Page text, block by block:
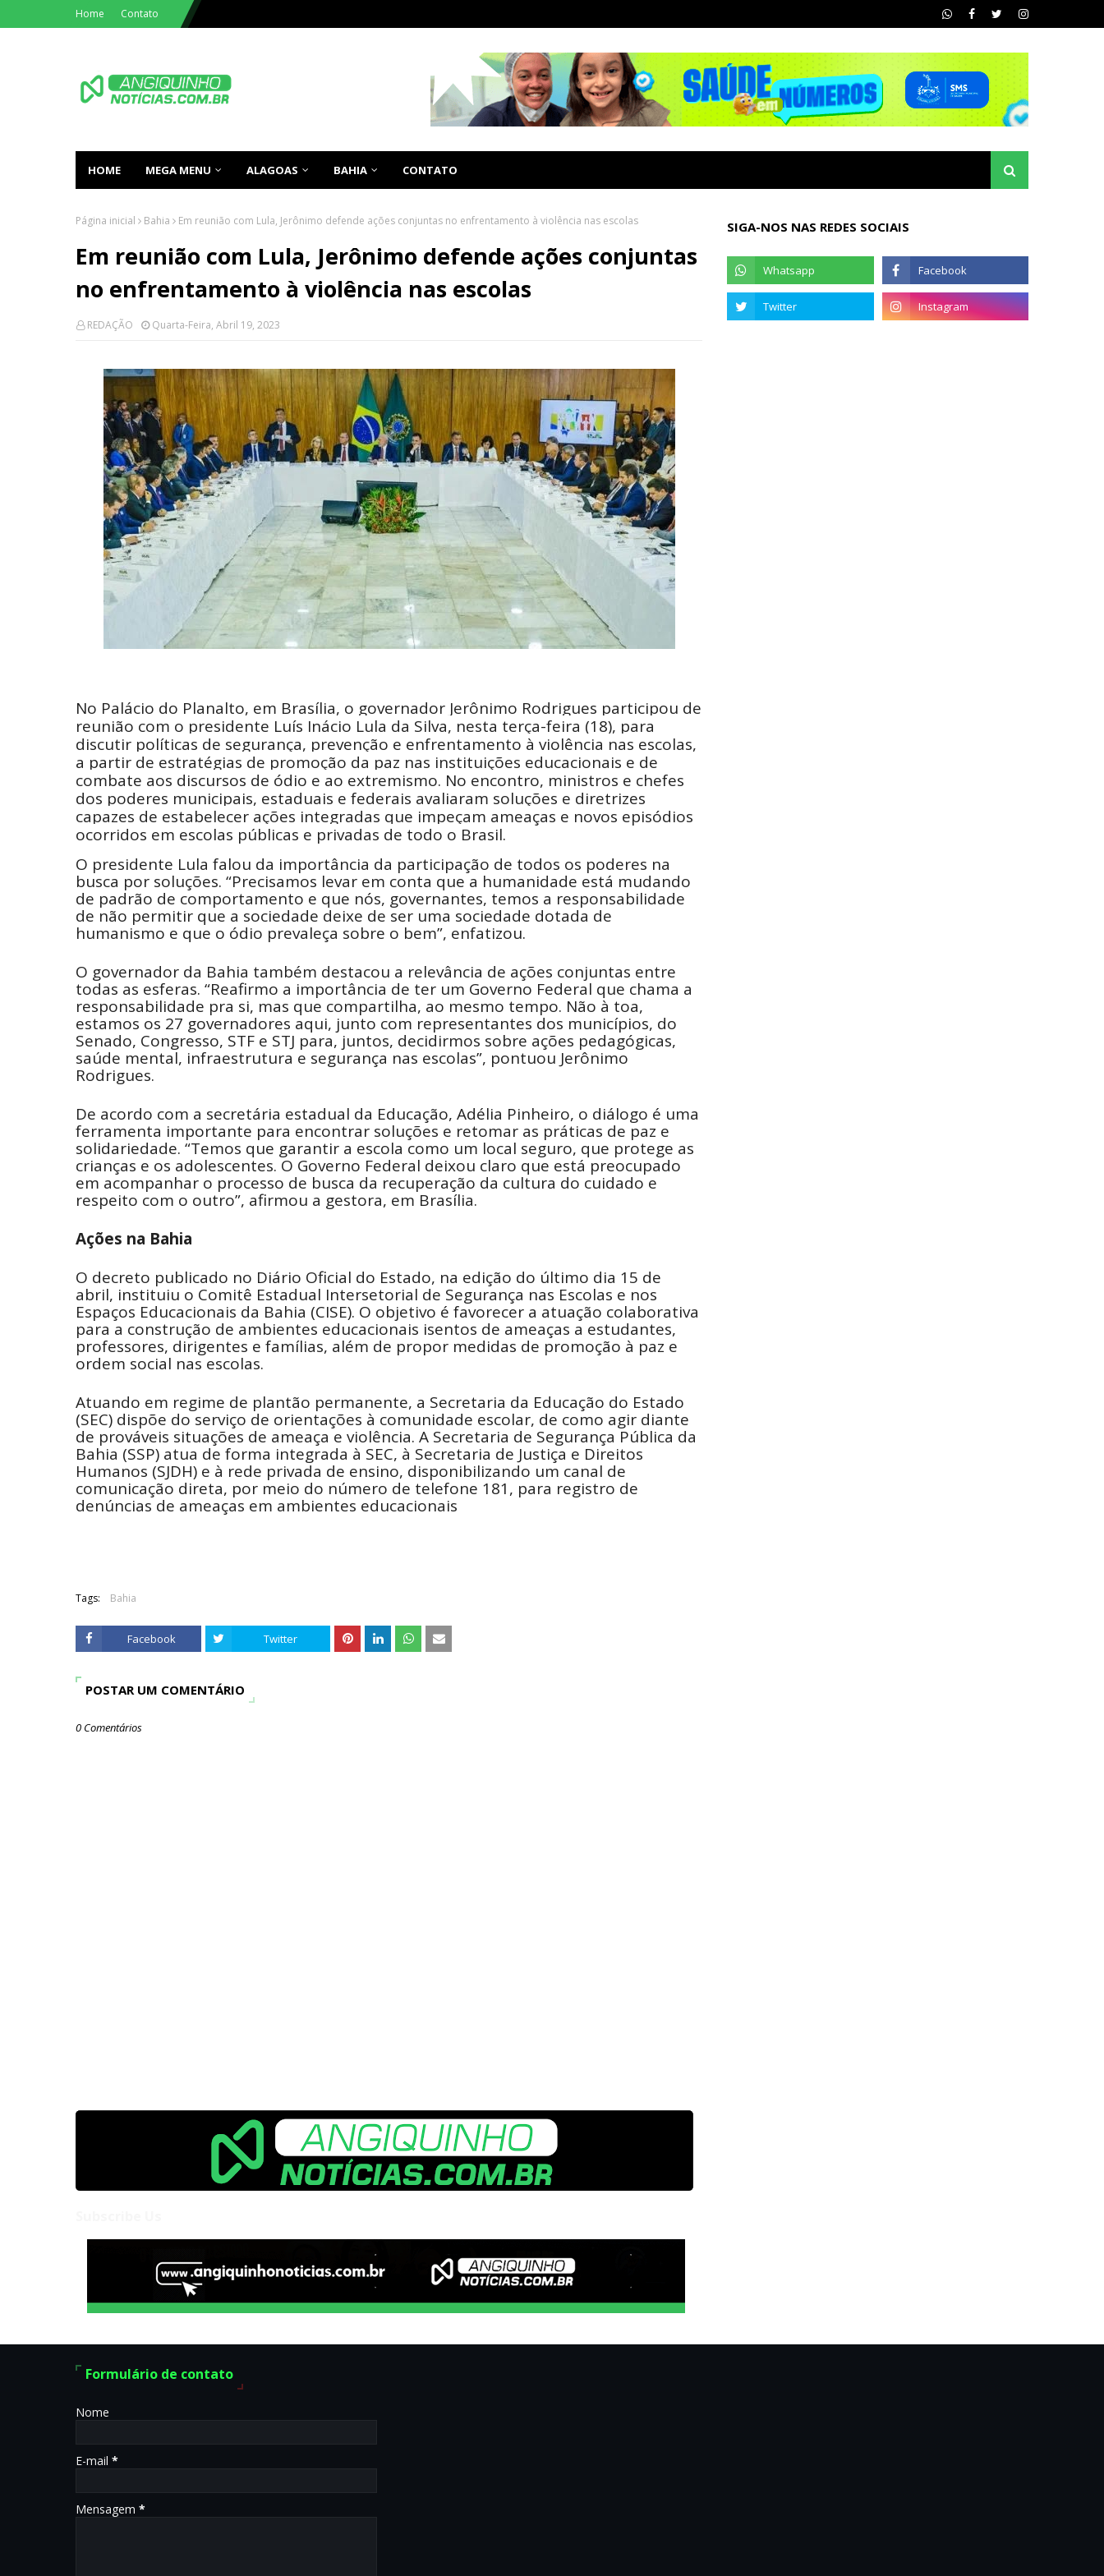
Home Contato
HOME MEGA MENU ALAGOAS BAHIA CONTATO
Página inicial Bahia Em reunião com Lula, Jerônimo defende ações conjuntas no enfrentamento à violência nas escolas
Em reunião com Lula, Jerônimo defende ações conjuntas
no enfrentamento à violência nas escolas
REDAÇÃO Quarta-Feira, Abril 19, 2023
No Palácio do Planalto, em Brasília, o governador Jerônimo Rodrigues participou de
reunião com o presidente Luís Inácio Lula da Silva, nesta terça-feira (18), para
discutir políticas de segurança, prevenção e enfrentamento à violência nas escolas,
a partir de estratégias de promoção da paz nas instituições educacionais e de
combate aos discursos de ódio e ao extremismo. No encontro, ministros e chefes
dos poderes municipais, estaduais e federais avaliaram soluções e diretrizes
capazes de estabelecer ações integradas que impeçam ameaças e novos episódios
ocorridos em escolas públicas e privadas de todo o Brasil.
O presidente Lula falou da importância da participação de todos os poderes na
busca por soluções. “Precisamos levar em conta que a humanidade está mudando
de padrão de comportamento e que nós, governantes, temos a responsabilidade
de não permitir que a sociedade deixe de ser uma sociedade dotada de
humanismo e que o ódio prevaleça sobre o bem”, enfatizou.
O governador da Bahia também destacou a relevância de ações conjuntas entre
todas as esferas. “Reafirmo a importância de ter um Governo Federal que chama a
responsabilidade pra si, mas que compartilha, ao mesmo tempo. Não à toa,
estamos os 27 governadores aqui, junto com representantes dos municípios, do
Senado, Congresso, STF e STJ para, juntos, decidirmos sobre ações pedagógicas,
saúde mental, infraestrutura e segurança nas escolas”, pontuou Jerônimo
Rodrigues.
De acordo com a secretária estadual da Educação, Adélia Pinheiro, o diálogo é uma
ferramenta importante para encontrar soluções e retomar as práticas de paz e
solidariedade. “Temos que garantir a escola como um local seguro, que protege as
crianças e os adolescentes. O Governo Federal deixou claro que está preocupado
em acompanhar o processo de busca da recuperação da cultura do cuidado e
respeito com o outro”, afirmou a gestora, em Brasília.
Ações na Bahia
O decreto publicado no Diário Oficial do Estado, na edição do último dia 15 de
abril, instituiu o Comitê Estadual Intersetorial de Segurança nas Escolas e nos
Espaços Educacionais da Bahia (CISE). O objetivo é favorecer a atuação colaborativa
para a construção de ambientes educacionais isentos de ameaças a estudantes,
professores, dirigentes e famílias, além de propor medidas de promoção à paz e
ordem social nas escolas.
Atuando em regime de plantão permanente, a Secretaria da Educação do Estado
(SEC) dispõe do serviço de orientações à comunidade escolar, de como agir diante
de prováveis situações de ameaça e violência. A Secretaria de Segurança Pública da
Bahia (SSP) atua de forma integrada à SEC, à Secretaria de Justiça e Direitos
Humanos (SJDH) e à rede privada de ensino, disponibilizando um canal de
comunicação direta, por meio do número de telefone 181, para registro de
denúncias de ameaças em ambientes educacionais
Tags: Bahia
Facebook Twitter
POSTAR UM COMENTÁRIO
0 Comentários
SIGA-NOS NAS REDES SOCIAIS
Formulário de contato
Nome
E-mail *
Mensagem *